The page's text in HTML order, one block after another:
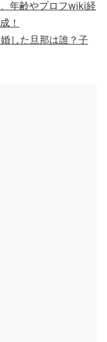
年齢やプロフwiki経
！
した旦那は誰？子